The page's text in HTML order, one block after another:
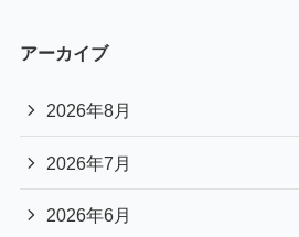
アーカイブ
2026年8月
2026年7月
2026年6月